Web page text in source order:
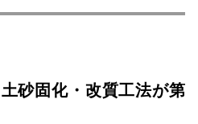
砂固化・改質工法が第